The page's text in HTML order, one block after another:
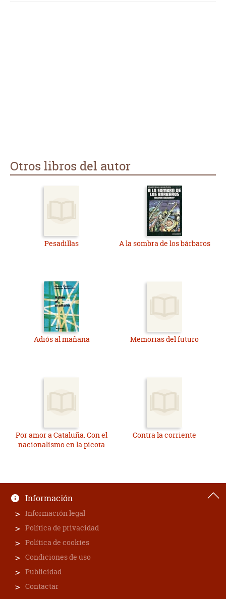
Otros libros del autor
Pesadillas A la sombra de los bárbaros
Adiós al mañana Memorias del futuro
Por amor a Cataluña. Con el
nacionalismo en la picota
Contra la corriente
Información
Información legal
Política de privacidad
Política de cookies
Condiciones de uso
Publicidad
Contactar